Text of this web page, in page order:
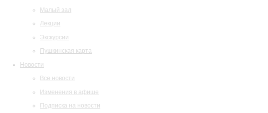
Малый зал
Лекции
Экскурсии
Пушкинская карта
Новости
Все новости
Изменения в афише
Подписка на новости